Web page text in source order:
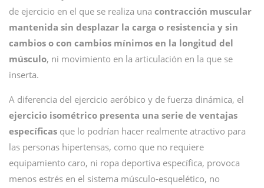
de ejercicio en el que se realiza una contracción muscular
mantenida sin desplazar la carga o resistencia y sin
cambios o con cambios mínimos en la longitud del
músculo, ni movimiento en la articulación en la que se
inserta.
A diferencia del ejercicio aeróbico y de fuerza dinámica, el
ejercicio isométrico presenta una serie de ventajas
específicas que lo podrían hacer realmente atractivo para
las personas hipertensas, como que no requiere
equipamiento caro, ni ropa deportiva específica, provoca
menos estrés en el sistema músculo-esquelético, no